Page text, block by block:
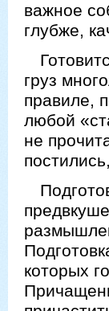
важное
глубже,
груз
правиле,
любой
не
которых